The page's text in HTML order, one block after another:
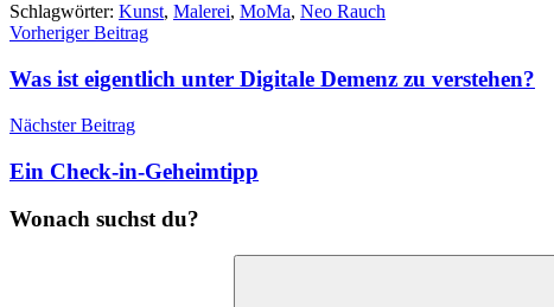
Schlagwörter: Kunst, Malerei, MoMa, Neo Rauch
Beitragsnavigation
Vorheriger Beitrag
Was ist eigentlich unter Digitale Demenz zu verstehen?
Nächster Beitrag
Ein Check-in-Geheimtipp
Wonach suchst du?